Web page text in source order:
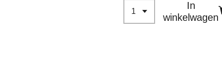
In
winkelwagen